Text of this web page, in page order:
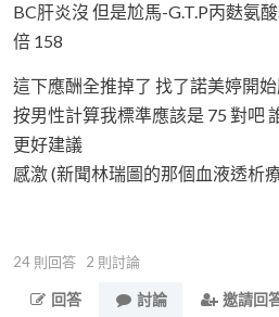
BC肝炎沒 但是尬馬-G.T.P丙麩氨
倍 158
這下應酬全推掉了 找了諾美婷開
按男性計算我標準應該是 75 對吧
更好建議
感激 (新聞林瑞圖的那個血液透析
24 則回答 2 則討論
回答
討論 邀請回